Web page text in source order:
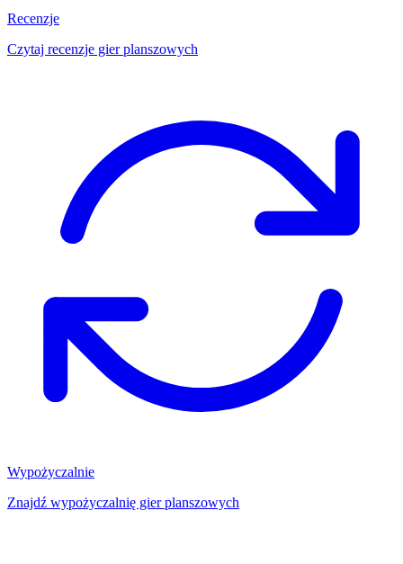
Recenzje
Czytaj recenzje gier planszowych
Wypożyczalnie
Znajdź wypożyczalnię gier planszowych